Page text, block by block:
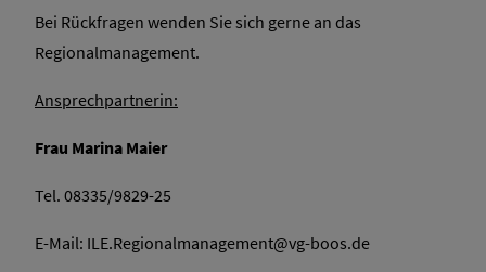
Bei Rückfragen wenden Sie sich gerne an das
Regionalmanagement.
Ansprechpartnerin:
Frau Marina Maier
Tel. 08335/9829-25
E-Mail: ILE.Regionalmanagement@vg-boos.de